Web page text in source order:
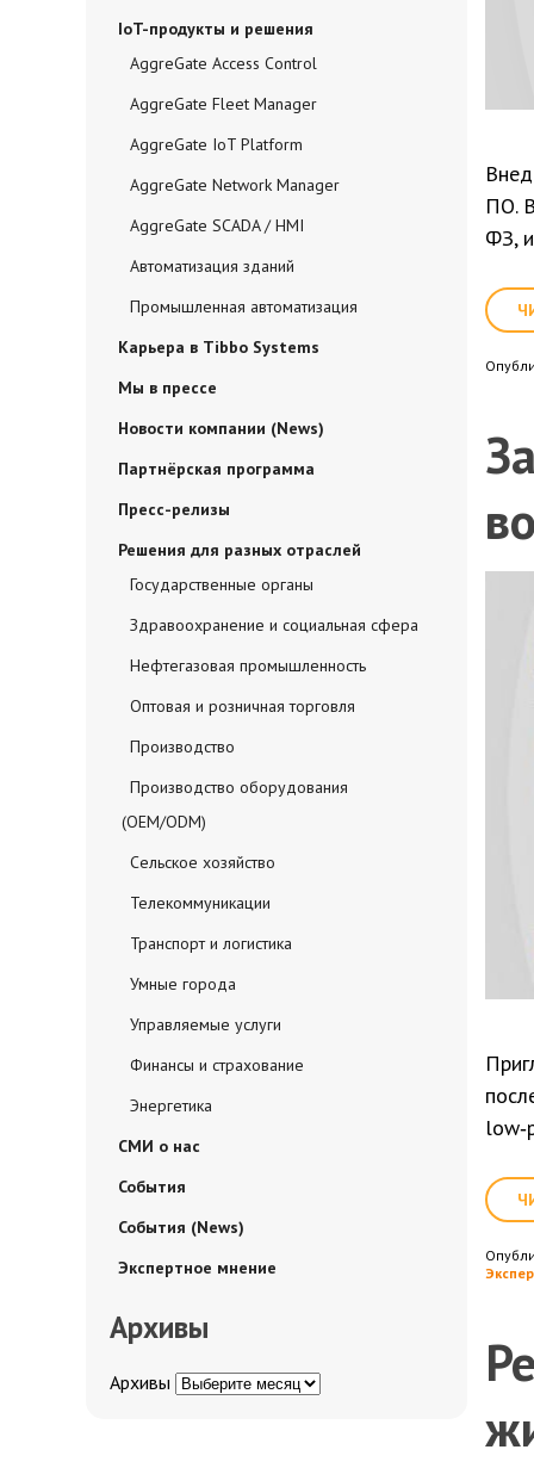
IoT-продукты и решения
AggreGate Access Control
AggreGate Fleet Manager
AggreGate IoT Platform
AggreGate Network Manager
AggreGate SCADA / HMI
Автоматизация зданий
Промышленная автоматизация
Карьера в Tibbo Systems
Мы в прессе
Новости компании (News)
Партнёрская программа
Пресс-релизы
Решения для разных отраслей
Государственные органы
Здравоохранение и социальная сфера
Нефтегазовая промышленность
Оптовая и розничная торговля
Производство
Производство оборудования
(OEM/ODM)
Сельское хозяйство
Телекоммуникации
Транспорт и логистика
Умные города
Управляемые услуги
Финансы и страхование
Энергетика
СМИ о нас
События
События (News)
Экспертное мнение
Архивы
Архивы
ПО.
ФЗ,